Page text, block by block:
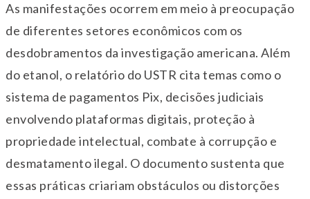
As manifestações ocorrem em meio à preocupação
de diferentes setores econômicos com os
desdobramentos da investigação americana. Além
do etanol, o relatório do USTR cita temas como o
sistema de pagamentos Pix, decisões judiciais
envolvendo plataformas digitais, proteção à
propriedade intelectual, combate à corrupção e
desmatamento ilegal. O documento sustenta que
essas práticas criariam obstáculos ou distorções